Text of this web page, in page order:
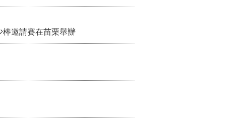
邀請賽在苗栗舉辦